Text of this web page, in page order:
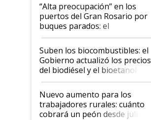
“Alta preocupación” en los
puertos del Gran Rosario por
buques parados: el
funcionamiento de las
exportadoras en tensión tras
la medida de fuerza de los
prácticos
Suben los biocombustibles: el
Gobierno actualizó los precios
del biodiésel y el bioetanol
Nuevo aumento para los
trabajadores rurales: cuánto
cobrará un peón desde julio